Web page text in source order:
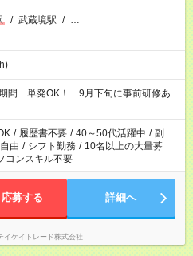
/ 武蔵境駅 / …
間 単発OK！ 9月下旬に事前研修あ
/ 履歴書不要 / 40～50代活躍中 / 副
由 / シフト勤務 / 10名以上の大量募
コンスキル不要
応募する 詳細へ
イケイトレード株式会社